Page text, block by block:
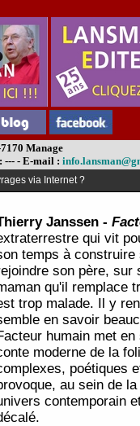
Manage
--- - E-mail :
via Internet ?
Janssen -
qui vit
temps à construire
son père, sur
qu'il remplace
trop malade. Il y
en savoir
humain met
moderne de la
poétiques
au sein de
contemporain